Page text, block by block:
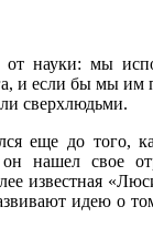
от науки: мы
и если бы мы им
сверхлюдьми.
еще до того,
нашел свое
известная
идею о